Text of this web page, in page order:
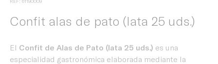
Confit alas de pato (lata 25 uds.)
El Confit de Alas de Pato (lata 25 uds.) es una
especialidad gastronómica elaborada mediante la